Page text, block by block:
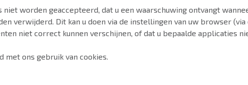
worden geaccepteerd, dat u een waarschuwing ontvangt
verwijderd. Dit kan u doen via de instellingen van uw browser
niet correct kunnen verschijnen, of dat u bepaalde applicaties
met ons gebruik van cookies.